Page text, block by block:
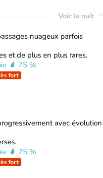
Voir la nuit
nuageux parfois
et de plus en plus rares.
75 %
fort
avec évolution
75 %
fort